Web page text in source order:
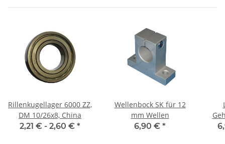
Rillenkugellager 6000 ZZ,
DM 10/26x8, China
2,21 € - 2,60 € *
Wellenbock SK für 12
mm Wellen
6,90 € *